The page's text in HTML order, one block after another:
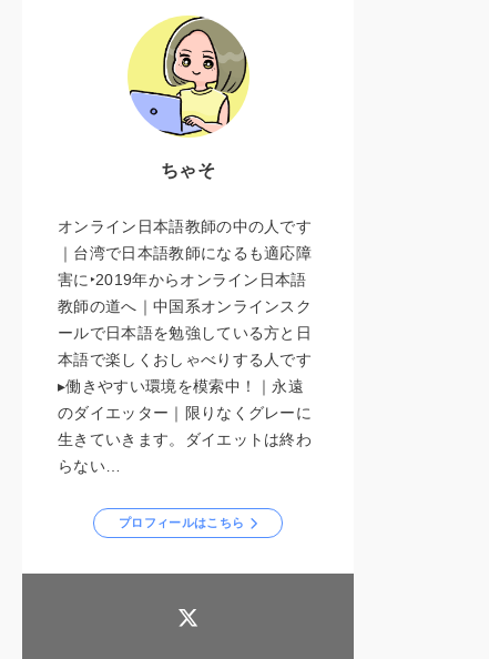
ちゃそ
オンライン日本語教師の中の人です
｜台湾で日本語教師になるも適応障
害に‣2019年からオンライン日本語
教師の道へ｜中国系オンラインスク
ールで日本語を勉強している方と日
本語で楽しくおしゃべりする人です
▸働きやすい環境を模索中！｜永遠
のダイエッター｜限りなくグレーに
生きていきます。ダイエットは終わ
らない…
プロフィールはこちら